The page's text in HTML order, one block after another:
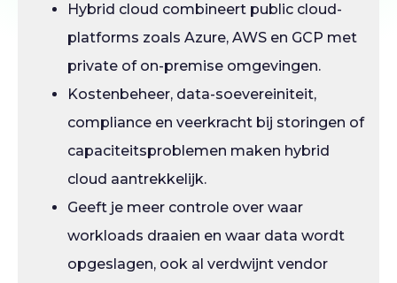
Hybrid cloud combineert public cloud-
platforms zoals Azure, AWS en GCP met
private of on-premise omgevingen.
Kostenbeheer, data-soevereiniteit,
compliance en veerkracht bij storingen of
capaciteitsproblemen maken hybrid
cloud aantrekkelijk.
Geeft je meer controle over waar
workloads draaien en waar data wordt
opgeslagen, ook al verdwijnt vendor